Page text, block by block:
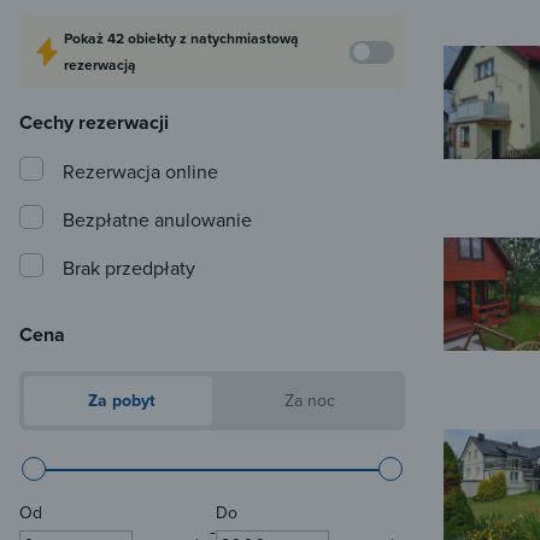
Pokaż42 obiektyz natychmiastową
rezerwacją
Cechy rezerwacji
Rezerwacja online
Bezpłatne anulowanie
Brak przedpłaty
Cena
Za pobyt Za noc
Od
-
Do